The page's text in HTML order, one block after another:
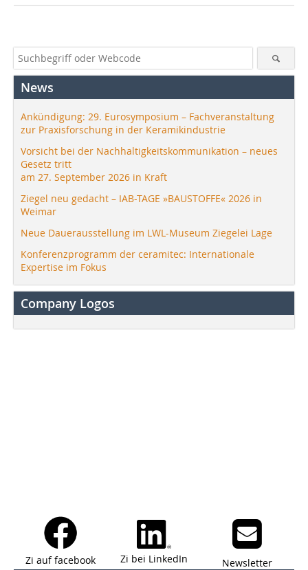
News
Ankündigung: 29. Eurosymposium – Fachveranstaltung
zur Praxisforschung in der Keramikindustrie
Vorsicht bei der Nachhaltigkeitskommunikation – neues
Gesetz tritt
am 27. September 2026 in Kraft
Ziegel neu gedacht – IAB-TAGE »BAUSTOFFE« 2026 in
Weimar
Neue Dauerausstellung im LWL-Museum Ziegelei Lage
Konferenzprogramm der ceramitec: Internationale
Expertise im Fokus
Company Logos
Zi auf facebook Zi bei LinkedIn Newsletter